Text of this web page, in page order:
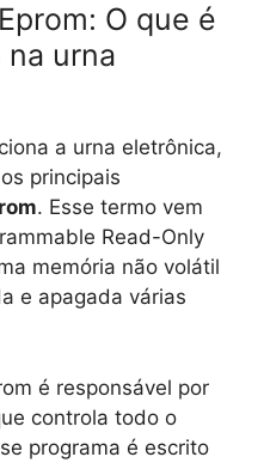
O que é
urna
a urna eletrônica,
principais
. Esse termo vem
Read-Only
memória não volátil
e apagada várias
é responsável por
controla todo o
programa é escrito